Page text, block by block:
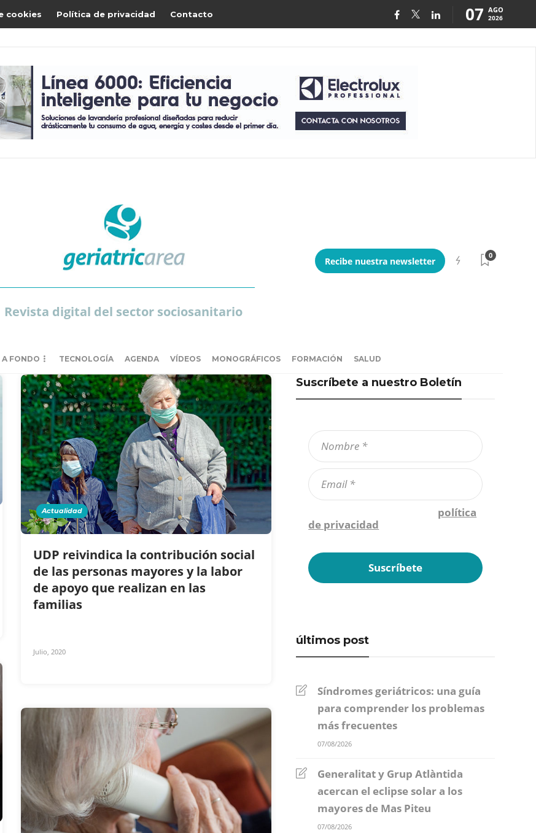
cookies Política de privacidad Contacto 07 AGO
2026
Revista digital del sector sociosanitario
Recibe nuestra newsletter
0
A FONDO TECNOLOGÍA AGENDA VÍDEOS MONOGRÁFICOS FORMACIÓN SALUD
Actualidad
UDP reivindica la contribución social
de las personas mayores y la labor
de apoyo que realizan en las
familias
Julio, 2020
Suscríbete a nuestro Boletín
política
de privacidad
últimos post
Síndromes geriátricos: una guía
para comprender los problemas
más frecuentes
07/08/2026
Generalitat y Grup Atlàntida
acercan el eclipse solar a los
mayores de Mas Piteu
07/08/2026